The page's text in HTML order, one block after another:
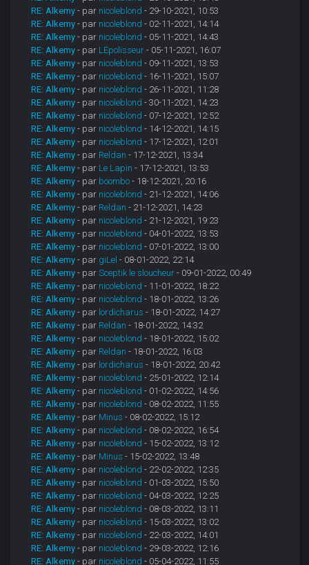
RE: Alkemy - par nicoleblond - 29-10-2021, 10:53
RE: Alkemy - par nicoleblond - 02-11-2021, 14:14
RE: Alkemy - par nicoleblond - 05-11-2021, 14:43
RE: Alkemy - par LEpolisseur - 05-11-2021, 16:07
RE: Alkemy - par nicoleblond - 09-11-2021, 13:53
RE: Alkemy - par nicoleblond - 16-11-2021, 15:07
RE: Alkemy - par nicoleblond - 26-11-2021, 11:28
RE: Alkemy - par nicoleblond - 30-11-2021, 14:23
RE: Alkemy - par nicoleblond - 07-12-2021, 12:52
RE: Alkemy - par nicoleblond - 14-12-2021, 14:15
RE: Alkemy - par nicoleblond - 17-12-2021, 12:01
RE: Alkemy - par Reldan - 17-12-2021, 13:34
RE: Alkemy - par Le Lapin - 17-12-2021, 13:53
RE: Alkemy - par boombo - 18-12-2021, 20:16
RE: Alkemy - par nicoleblond - 21-12-2021, 14:06
RE: Alkemy - par Reldan - 21-12-2021, 14:23
RE: Alkemy - par nicoleblond - 21-12-2021, 19:23
RE: Alkemy - par nicoleblond - 04-01-2022, 13:53
RE: Alkemy - par nicoleblond - 07-01-2022, 13:00
RE: Alkemy - par giLel - 08-01-2022, 22:14
RE: Alkemy - parSceptik le sloucheur - 09-01-2022, 00:49
RE: Alkemy - par nicoleblond - 11-01-2022, 18:22
RE: Alkemy - par nicoleblond - 18-01-2022, 13:26
RE: Alkemy - par lordicharus - 18-01-2022, 14:27
RE: Alkemy - par Reldan - 18-01-2022, 14:32
RE: Alkemy - par nicoleblond - 18-01-2022, 15:02
RE: Alkemy - par Reldan - 18-01-2022, 16:03
RE: Alkemy - par lordicharus - 18-01-2022, 20:42
RE: Alkemy - par nicoleblond - 25-01-2022, 12:14
RE: Alkemy - par nicoleblond - 01-02-2022, 14:56
RE: Alkemy - par nicoleblond - 08-02-2022, 11:55
RE: Alkemy - par Minus - 08-02-2022, 15:12
RE: Alkemy - par nicoleblond - 08-02-2022, 16:54
RE: Alkemy - par nicoleblond - 15-02-2022, 13:12
RE: Alkemy - par Minus - 15-02-2022, 13:48
RE: Alkemy - par nicoleblond - 22-02-2022, 12:35
RE: Alkemy - par nicoleblond - 01-03-2022, 15:50
RE: Alkemy - par nicoleblond - 04-03-2022, 12:25
RE: Alkemy - par nicoleblond - 08-03-2022, 13:11
RE: Alkemy - par nicoleblond - 15-03-2022, 13:02
RE: Alkemy - par nicoleblond - 22-03-2022, 14:01
RE: Alkemy - par nicoleblond - 29-03-2022, 12:16
RE: Alkemy - par nicoleblond - 05-04-2022, 11:55